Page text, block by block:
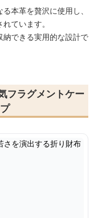
本革を贅沢に使用し、
ています。
できる実用的な設計で
フラグメントケー